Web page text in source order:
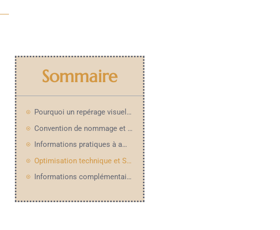
Sommaire
Pourquoi un repérage visuel est utile
Convention de nommage et textes alternatifs (alt)
Informations pratiques à afficher près de la galerie
Optimisation technique et SEO pour la galerie
Informations complémentaires